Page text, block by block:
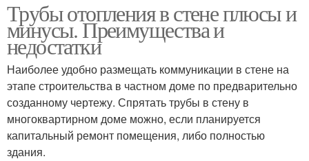
Трубы отопления в стене плюсы и
минусы. Преимущества и
недостатки
Наиболее удобно размещать коммуникации в стене на
этапе строительства в частном доме по предварительно
созданному чертежу. Спрятать трубы в стену в
многоквартирном доме можно, если планируется
капитальный ремонт помещения, либо полностью
здания.